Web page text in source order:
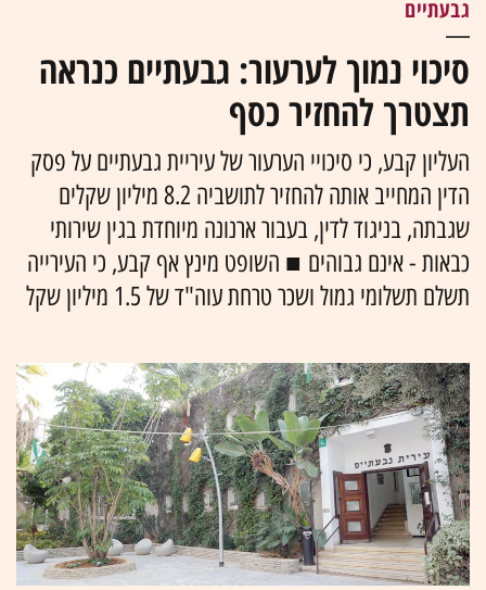
גבעתיים
סיכוי נמוך לערעור: גבעתיים כנראה
תצטרך להחזיר כסף
העליון קבע, כי סיכויי הערעור של עיריית גבעתיים על פסק
הדין המחייב אותה להחזיר לתושביה 8.2 מיליון שקלים
שגבתה, בניגוד לדין, בעבור ארנונה מיוחדת בגין שירותי
כבאות - אינם גבוהים ■ השופט מינץ אף קבע, כי העירייה
תשלם תשלומי גמול ושכר טרחת עוה"ד של 1.5 מיליון שקל